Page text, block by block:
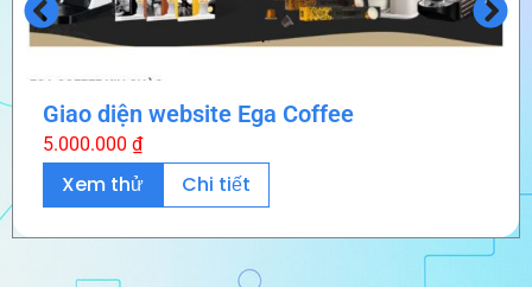
Giao diện website Ega Coffee
5.000.000 ₫
Xem thử Chi tiết